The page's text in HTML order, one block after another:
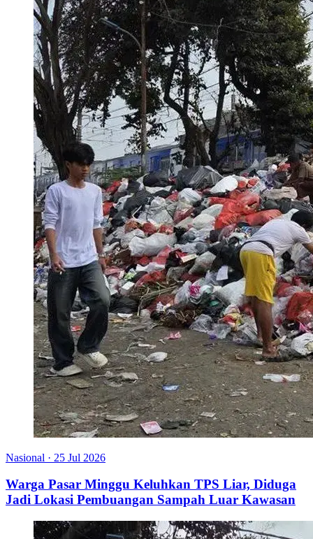
Nasional · 25 Jul 2026
Warga Pasar Minggu Keluhkan TPS Liar, Diduga
Jadi Lokasi Pembuangan Sampah Luar Kawasan